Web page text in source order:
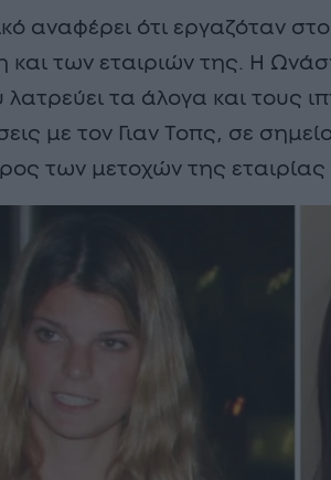
αναφέρει ότι εργαζόταν
και των εταιριών της. Η
τα άλογα και τους
με τον Γιαν Τοπς, σε
των μετοχών της